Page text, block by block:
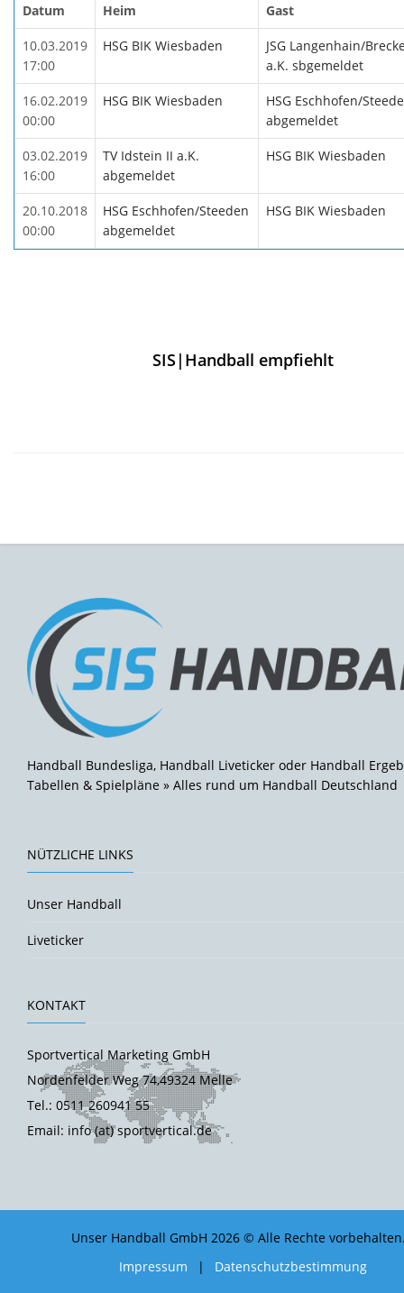
Datum Heim Gast
10.03.2019
17:00
HSG BIK Wiesbaden
JSG Langenhain/
a.K. sbgemeldet
16.02.2019
00:00
HSG BIK Wiesbaden
HSG Eschhofen/
abgemeldet
03.02.2019
16:00
TV Idstein II a.K.
abgemeldet
HSG BIK Wiesbaden
20.10.2018
00:00
HSG Eschhofen/Steeden
abgemeldet
HSG BIK Wiesbaden
SIS|Handball empfiehlt
Handball Bundesliga, Handball Liveticker oder Handball
Tabellen & Spielpläne » Alles rund um Handball Deutschland
NÜTZLICHE LINKS
Unser Handball
Liveticker
KONTAKT
Sportvertical Marketing GmbH
Nordenfelder Weg 74,49324 Melle
Tel.: 0511 260941 55
Email: info (at) sportvertical.de
Unser Handball GmbH 2026 © Alle Rechte
Impressum
| Datenschutzbestimmung